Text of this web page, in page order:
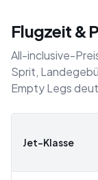
Flugzeit &
All-inclusive-
Sprit,
Empty Legs
Jet-Klasse